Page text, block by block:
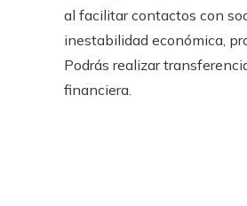
al facilitar contactos con
inestabilidad económica,
Podrás realizar
financiera.